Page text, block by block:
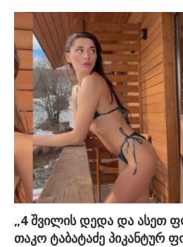
„4 შვილის დედა და ასეთ
თაკო ტაბატაძე პიკანტურ